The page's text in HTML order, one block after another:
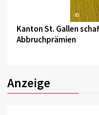
©
Kanton St. Gallen
Abbruchprämien
Anzeige